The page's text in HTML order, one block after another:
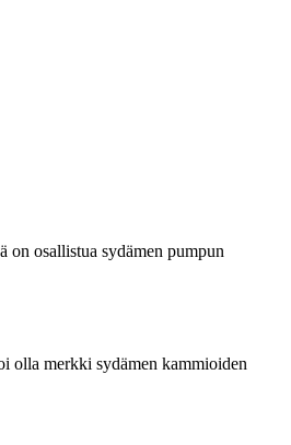
on osallistua sydämen pumpun
olla merkki sydämen kammioiden